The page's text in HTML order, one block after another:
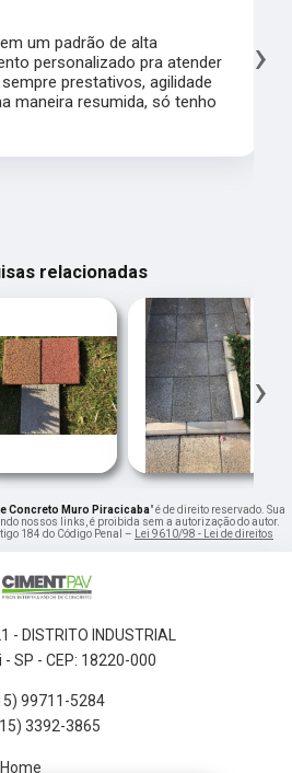
um padrão de alta
personalizado pra atender
prestativos, agilidade
maneira resumida, só tenho
›
relacionadas
›
Concreto Muro Piracicaba" é de direito reservado. Sua
nossos links, é proibida sem a autorização do autor.
184 do Código Penal –
Lei 9610/98 - Lei de direitos
- DISTRITO INDUSTRIAL
SP - CEP: 18220-000
99711-5284
3392-3865
Home